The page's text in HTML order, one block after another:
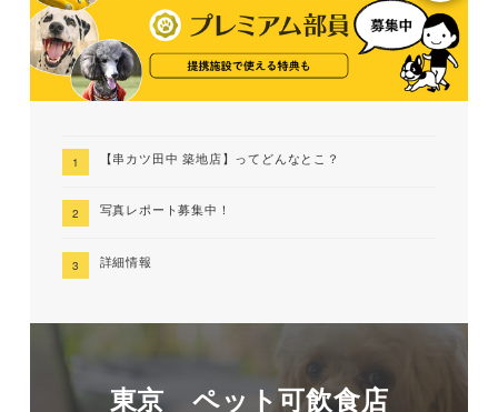
【串カツ田中 築地店】ってどんなとこ？
写真レポート募集中！
詳細情報
東京 ペット可飲食店